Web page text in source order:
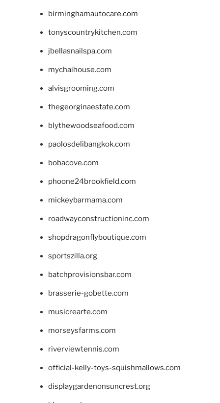
birminghamautocare.com
tonyscountrykitchen.com
jbellasnailspa.com
mychaihouse.com
alvisgrooming.com
thegeorginaestate.com
blythewoodseafood.com
paolosdelibangkok.com
bobacove.com
phoone24brookfield.com
mickeybarmama.com
roadwayconstructioninc.com
shopdragonflyboutique.com
sportszilla.org
batchprovisionsbar.com
brasserie-gobette.com
musicrearte.com
morseysfarms.com
riverviewtennis.com
official-kelly-toys-squishmallows.com
displaygardenonsuncrest.org